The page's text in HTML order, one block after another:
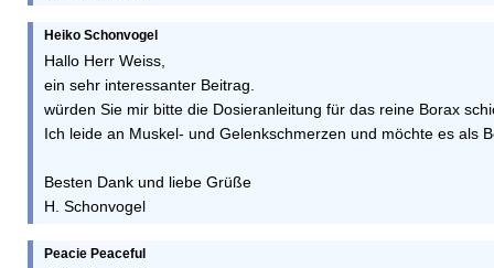
Heiko Schonvogel
Hallo Herr Weiss,
ein sehr interessanter Beitrag.
würden Sie mir bitte die Dosieranleitung für das reine Borax
Ich leide an Muskel- und Gelenkschmerzen und möchte es als
Besten Dank und liebe Grüße
H. Schonvogel
Peacie Peaceful